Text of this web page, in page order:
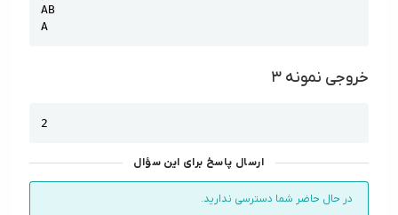
AB
A
خروجی نمونه ۳
2
ارسال پاسخ برای این سؤال
در حال حاضر شما دسترسی ندارید.